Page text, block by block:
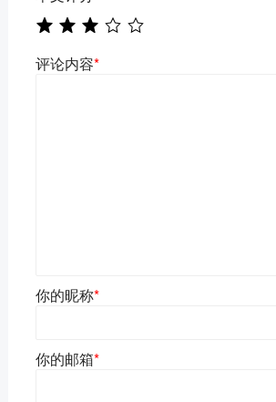
评论内容*
你的昵称*
你的邮箱*